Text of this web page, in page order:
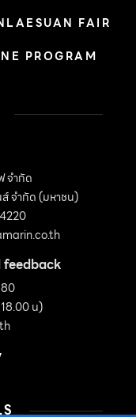
FAIR
PROGRAM
จำกัด
ส์ จำกัด (มหาชน)
feedback
น)